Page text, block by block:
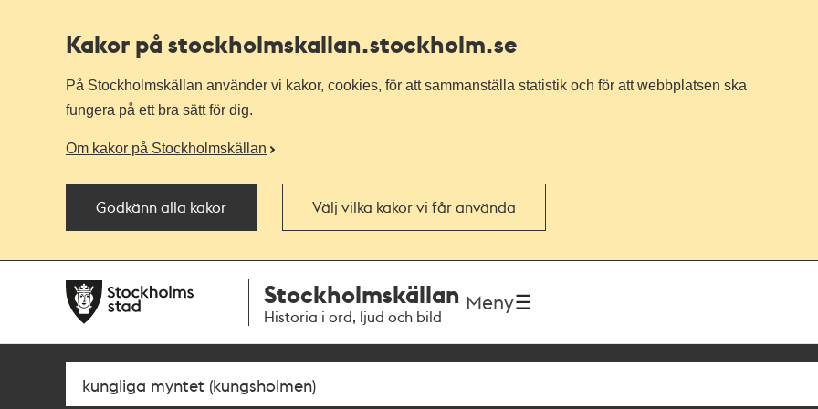
Kakor på stockholmskallan.stockholm.se
På Stockholmskällan använder vi kakor, cookies, för att sammanställa statistik och för att webbplatsen ska
fungera på ett bra sätt för dig.
Om kakor på Stockholmskällan
Godkänn alla kakor Välj vilka kakor vi får använda
navigationen
huvudinnehållet
Stockholmskällan
Historia i ord, ljud och bild
Meny
Sök